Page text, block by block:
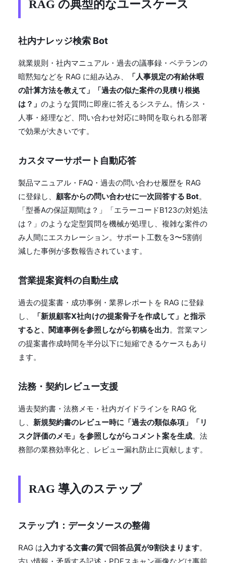
RAG の典型的なユースケース
社内ナレッジ検索 Bot
就業規則・社内マニュアル・過去の議事録・ベテランの
暗黙知などを RAG に組み込み、
「人事規定の有給休暇
の計算方法を教えて」「過去の似た案件の見積り根拠
は？」 のような質問に即座に答えるシステム。情シス・
人事・経理など、問い合わせ対応に時間を取られる部署
で効果が大きいです。
カスタマーサポート自動応答
製品マニュアル・FAQ・過去の問い合わせ履歴を RAG
に登録し、 顧客からの問い合わせに一次回答する Bot。
「型番Aの保証期間は？」「エラーコードB123の対処法
は？」のような定型質問を機械が処理し、複雑な案件の
み人間にエスカレーション。サポート工数を3〜5割削
減した事例が多数報告されています。
営業提案資料の自動生成
過去の提案書・成功事例・業界レポートを RAG に登録
し、
「新規顧客X社向けの提案骨子を作成して」と指示
すると、関連事例を参照しながら初稿を出力。営業マン
の提案書作成時間を半分以下に短縮できるケースもあり
ます。
法務・契約レビュー支援
過去契約書・法務メモ・社内ガイドラインを RAG 化
し、 新規契約書のレビュー時に「過去の類似条項」「リ
スク評価のメモ」を参照しながらコメント案を生成。法
務部の業務効率化と、レビュー漏れ防止に貢献します。
RAG 導入のステップ
ステップ1：データソースの整備
RAG は入力する文書の質で回答品質が9割決まります。